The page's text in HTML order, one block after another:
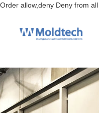
Order allow,deny Deny from all